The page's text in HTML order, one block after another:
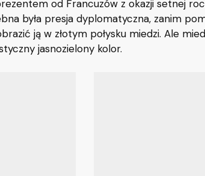
od Francuzów z okazji setnej
była presja dyplomatyczna, zanim
ją w złotym połysku miedzi. Ale
jasnozielony kolor.